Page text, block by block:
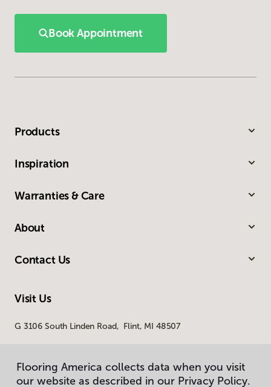
Book Appointment
Products
Inspiration
Warranties & Care
About
Contact Us
Visit Us
G 3106 South Linden Road, Flint, MI 48507
Flooring America collects data when you visit
our website as described in our Privacy Policy.